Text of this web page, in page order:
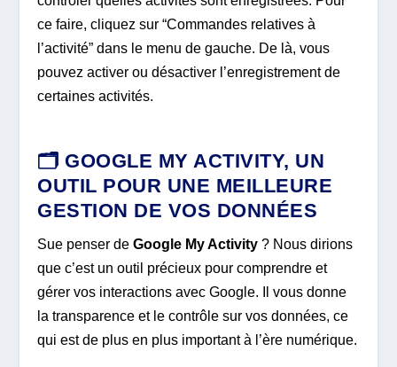
ce faire, cliquez sur “Commandes relatives à
l’activité” dans le menu de gauche. De là, vous
pouvez activer ou désactiver l’enregistrement de
certaines activités.
🗂️ GOOGLE MY ACTIVITY, UN
OUTIL POUR UNE MEILLEURE
GESTION DE VOS DONNÉES
Sue penser deGoogle My Activity ? Nous dirions
que c’est un outil précieux pour comprendre et
gérer vos interactions avec Google. Il vous donne
la transparence et le contrôle sur vos données, ce
qui est de plus en plus important à l’ère numérique.